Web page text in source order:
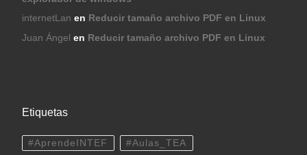
internetLan en Reducir tamaño archivo PDF en Linux
Juan Ángel en Reducir tamaño archivo PDF en Linux
Etiquetas
#AprendeINTEF #Aulas_TEA